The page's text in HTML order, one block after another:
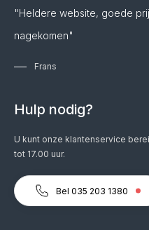
"Heldere website, goede
nagekomen"
Frans
Hulp nodig?
U kunt onze klantenservice
tot 17.00 uur.
Bel 035 203 1380